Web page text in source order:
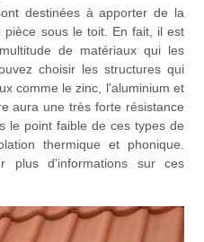
destinées à apporter de la
sous le toit. En fait, il est
de matériaux qui les
choisir les structures qui
comme le zinc, l'aluminium et
aura une très forte résistance
le point faible de ces types de
thermique et phonique.
plus d'informations sur ces